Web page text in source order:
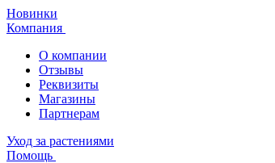
Новинки
Компания
О компании
Отзывы
Реквизиты
Магазины
Партнерам
Уход за растениями
Помощь